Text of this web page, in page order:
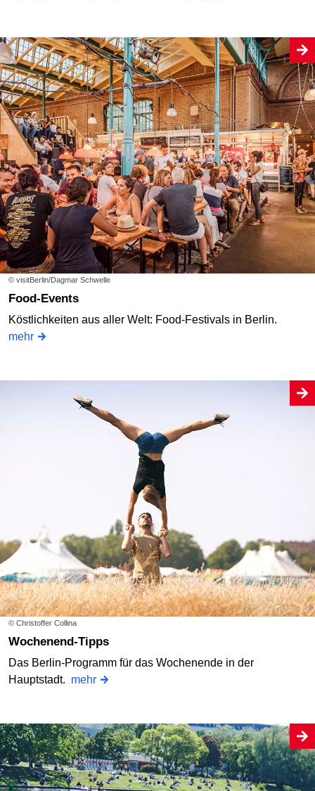
© visitBerlin/Dagmar Schwelle
Food-Events
Köstlichkeiten aus aller Welt: Food-Festivals in Berlin.
mehr
© Christoffer Collina
Wochenend-Tipps
Das Berlin-Programm für das Wochenende in der
Hauptstadt. mehr